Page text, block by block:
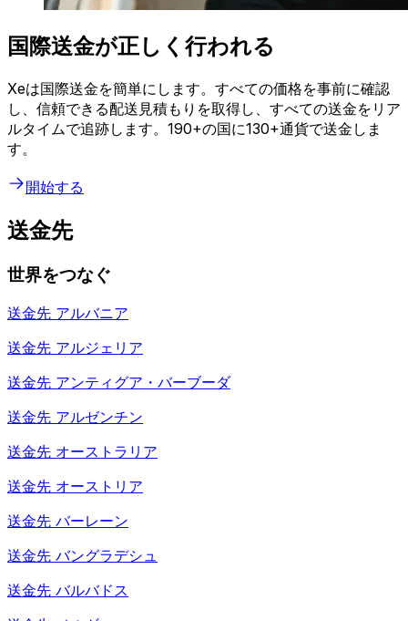
国際送金が正しく行われる
Xeは国際送金を簡単にします。すべての価格を事前に確認
し、信頼できる配送見積もりを取得し、すべての送金をリア
ルタイムで追跡します。190+の国に130+通貨で送金しま
す。
開始する
送金先
世界をつなぐ
送金先 アルバニア
送金先 アルジェリア
送金先 アンティグア・バーブーダ
送金先 アルゼンチン
送金先 オーストラリア
送金先 オーストリア
送金先 バーレーン
送金先 バングラデシュ
送金先 バルバドス